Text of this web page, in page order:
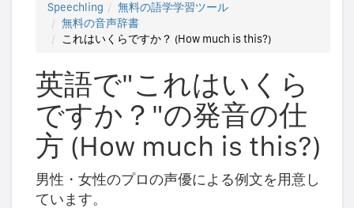
Speechling
無料の語学学習ツール
無料の音声辞書
これはいくらですか？ (How much is this?)
英語で"これはいくら
ですか？"の発音の仕
方 (How much is this?)
男性・女性のプロの声優による例文を用意し
ています。